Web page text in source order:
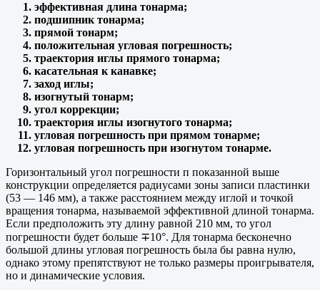
эффективная длина тонарма;
подшипник тонарма;
прямой тонарм;
положительная угловая погрешность;
траектория иглы прямого тонарма;
касательная к канавке;
заход иглы;
изогнутый тонарм;
угол коррекции;
траектория иглы изогнутого тонарма;
угловая погрешность при прямом тонарме;
угловая погрешность при изогнутом тонарме.
Горизонтальный угол погрешности п показанной выше
конструкции определяется радиусами зоны записи пластинки
(53 — 146 мм), а также расстоянием между иглой и точкой
вращения тонарма, называемой эффективной длиной тонарма.
Если предположить эту длину равной 210 мм, то угол
погрешности будет больше ∓10°. Для тонарма бесконечно
большой длины угловая погрешность была бы равна нулю,
однако этому препятствуют не только размеры проигрывателя,
но и динамические условия.